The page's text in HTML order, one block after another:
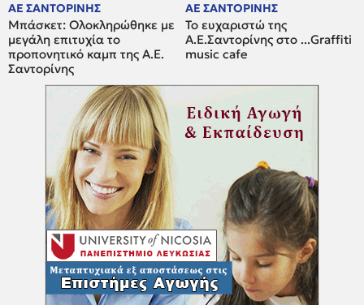
ΑΕ ΣΑΝΤΟΡΙΝΗΣ
Μπάσκετ: Oλοκληρώθηκε με
μεγάλη επιτυχία το
προπονητικό καμπ της Α.Ε.
Σαντορίνης
ΑΕ ΣΑΝΤΟΡΙΝΗΣ
Το ευχαριστώ της
Α.Ε.Σαντορίνης στο ...Graffiti
music cafe